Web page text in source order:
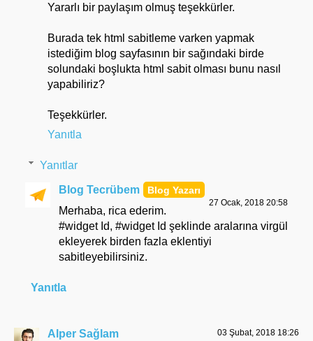
Yararlı bir paylaşım olmuş teşekkürler.
Burada tek html sabitleme varken yapmak
istediğim blog sayfasının bir sağındaki birde
solundaki boşlukta html sabit olması bunu nasıl
yapabiliriz?
Teşekkürler.
Yanıtla
Yanıtlar
Blog Tecrübem
27 Ocak, 2018 20:58
Merhaba, rica ederim.
#widget Id, #widget Id şeklinde aralarına virgül
ekleyerek birden fazla eklentiyi
sabitleyebilirsiniz.
Yanıtla
Alper Sağlam 03 Şubat, 2018 18:26